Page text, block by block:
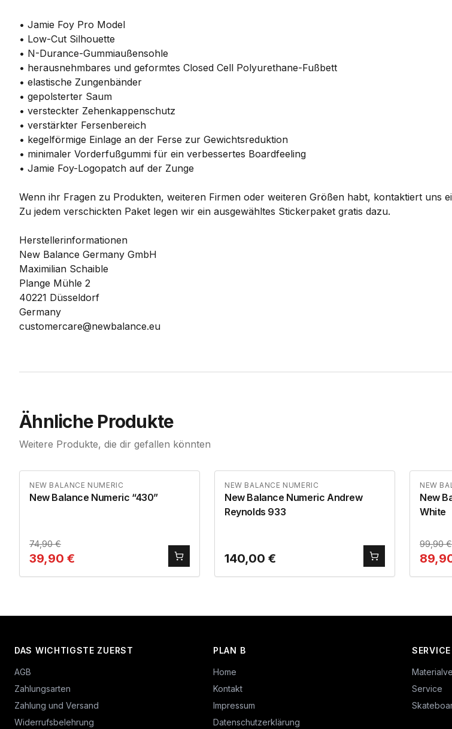
• Jamie Foy Pro Model
• Low-Cut Silhouette
• N-Durance-Gummiaußensohle
• herausnehmbares und geformtes Closed Cell Polyurethane-Fußbett
• elastische Zungenbänder
• gepolsterter Saum
• versteckter Zehenkappenschutz
• verstärkter Fersenbereich
• kegelförmige Einlage an der Ferse zur Gewichtsreduktion
• minimaler Vorderfußgummi für ein verbessertes Boardfeeling
• Jamie Foy-Logopatch auf der Zunge
Wenn ihr Fragen zu Produkten, weiteren Firmen oder weiteren Größen habt, kontaktiert uns
Zu jedem verschickten Paket legen wir ein ausgewähltes Stickerpaket gratis dazu.
Herstellerinformationen
New Balance Germany GmbH
Maximilian Schaible
Plange Mühle 2
40221 Düsseldorf
Germany
customercare@newbalance.eu
Ähnliche Produkte
Weitere Produkte, die dir gefallen könnten
NEW BALANCE NUMERIC
New Balance Numeric “430”
74,90€
39,90 €
NEW BALANCE NUMERIC
New Balance Numeric Andrew
Reynolds 933
140,00 €
NEW
New
White
99,90€
DAS WICHTIGSTE ZUERST
AGB
Zahlungsarten
Zahlung und Versand
Widerrufsbelehrung
PLAN B
Home
Kontakt
Impressum
Datenschutzerklärung
Service